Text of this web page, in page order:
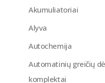
Akumuliatoriai
Alyva
Autochemija
Automatinių greičių
komplektai